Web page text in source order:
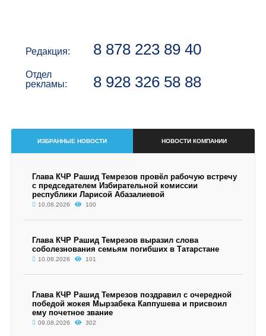
Редакция: 8 878 223 89 40
Отдел
рекламы:
8 928 326 58 88
ИЗБРАННЫЕ НОВОСТИ НОВОСТИ КОМПАНИИ
Глава КЧР Рашид Темрезов провёл рабочую встречу
с председателем Избирательной комиссии
республики Ларисой Абазалиевой
10.08.2026 100
Глава КЧР Рашид Темрезов выразил слова
соболезнования семьям погибших в Татарстане
10.08.2026 101
Глава КЧР Рашид Темрезов поздравил с очередной
победой жокея Мырзабека Каппушева и присвоил
ему почетное звание
09.08.2026 302